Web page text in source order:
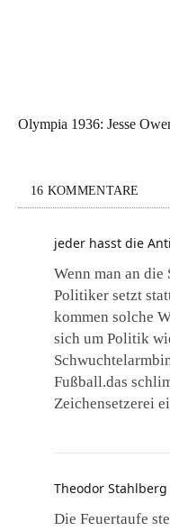
Olympia 1936: Jesse
16 KOMMENTARE
jeder hasst die
Wenn man an die
Politiker setzt
kommen solche
sich um Politik
Fußball.das
Zeichensetzerei
Theodor Stahlberg
Die Feuertaufe